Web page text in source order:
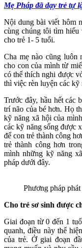
Mẹ Pháp đã dạy trẻ tự
Nội dung bài viết hôm
cùng chúng tôi tìm hiểu
cho trẻ 1- 5 tuổi.
Cha mẹ nào cũng luôn
cho con của mình từ
có thể thích nghi được
thì việc rèn luyện các kỹ
Trước đây, hầu hết các
trí não của bé hơn. Họ
kỹ năng xã hội của
các kỹ năng sống được
để con trẻ thành công
trẻ thành công hơn
mình những kỹ năng
pháp dưới đây.
Phương pháp
Cho trẻ sơ sinh được
Giai đoạn từ 0 đến 1
quanh, điều này thể
của trẻ. Ở giai đoạn